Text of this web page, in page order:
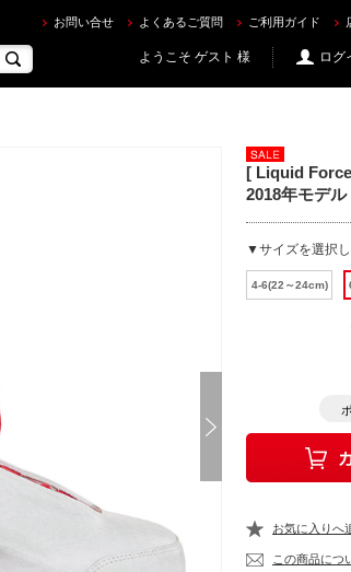
ブーツ を買うならec.mic21.com
お問い合せ よくあるご質問 ご利用ガイド
ようこそ ゲスト 様 ログ
[ Liquid
2018年モデ
▼サイズを選択
4-6(22～24cm)
お気に入りへ
この商品につ